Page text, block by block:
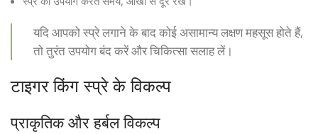
यदि आपको स्प्रे लगाने के बाद कोई असामान्य लक्षण महसूस होते हैं,
तो तुरंत उपयोग बंद करें और चिकित्सा सलाह लें।
टाइगर किंग स्प्रे के विकल्प
प्राकृतिक और हर्बल विकल्प